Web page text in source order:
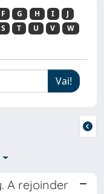
F G H I
J
S T U V
W
A rejoinder